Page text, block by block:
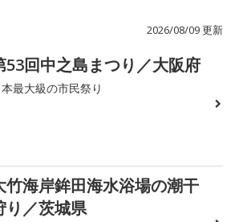
2026/08/09 更新
53回中之島まつり／大阪府
本最大級の市民祭り
竹海岸鉾田海水浴場の潮干
り／茨城県